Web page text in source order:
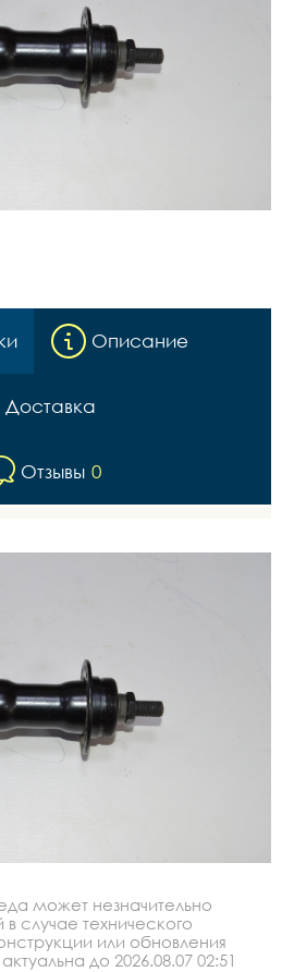
Описание
Доставка
Отзывы 0
может незначительно
в случае технического
или обновления
до 2026.08.07 02:51